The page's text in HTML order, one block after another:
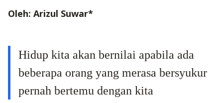
Oleh: Arizul Suwar*
Hidup kita akan bernilai apabila ada
beberapa orang yang merasa bersyukur
pernah bertemu dengan kita